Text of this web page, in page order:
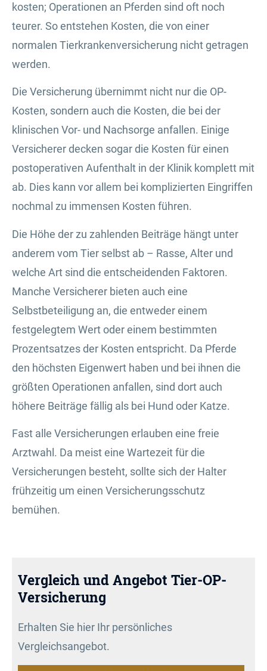
kosten; Operationen an Pferden sind oft noch
teurer. So entstehen Kosten, die von einer
normalen Tierkrankenversicherung nicht getragen
werden.
Die Versicherung übernimmt nicht nur die OP-
Kosten, sondern auch die Kosten, die bei der
klinischen Vor- und Nachsorge anfallen. Einige
Versicherer decken sogar die Kosten für einen
postoperativen Aufenthalt in der Klinik komplett mit
ab. Dies kann vor allem bei komplizierten Eingriffen
nochmal zu immensen Kosten führen.
Die Höhe der zu zahlenden Beiträge hängt unter
anderem vom Tier selbst ab – Rasse, Alter und
welche Art sind die entscheidenden Faktoren.
Manche Versicherer bieten auch eine
Selbstbeteiligung an, die entweder einem
festgelegtem Wert oder einem bestimmten
Prozentsatzes der Kosten entspricht. Da Pferde
den höchsten Eigenwert haben und bei ihnen die
größten Operationen anfallen, sind dort auch
höhere Beiträge fällig als bei Hund oder Katze.
Fast alle Versicherungen erlauben eine freie
Arztwahl. Da meist eine Wartezeit für die
Versicherungen besteht, sollte sich der Halter
frühzeitig um einen Versicherungsschutz
bemühen.
Vergleich und Angebot Tier-OP-
Versicherung
Erhalten Sie hier Ihr persönliches
Vergleichsangebot.